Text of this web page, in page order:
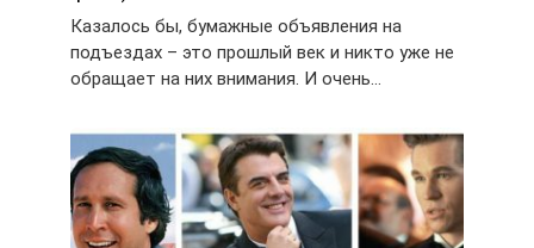
Казалось бы, бумажные объявления на
подъездах – это прошлый век и никто уже не
обращает на них внимания. И очень…